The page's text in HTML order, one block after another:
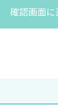
確認画面に